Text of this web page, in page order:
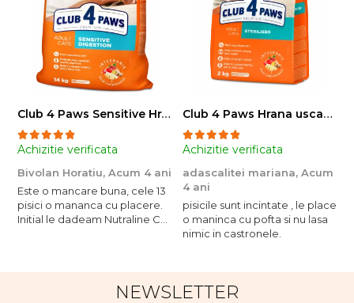
Club 4 Paws Sensitive Hrana uscata pisici adulte, 14kg
Achizitie verificata
Bivolan Horatiu, Acum 4 ani
Este o mancare buna, cele 13
pisici o mananca cu placere.
Initial le dadeam Nutraline Cat
evita, nu o mananca cu
placere. Eu sunt multumit si
Club 4 Paws Hrana uscata pisici sterilizate, 2kg
Achizitie verificata
adascalitei mariana, Acum
4 ani
pisicile sunt incintate , le place
o maninca cu pofta si nu lasa
nimic in castronele.
NEWSLETTER